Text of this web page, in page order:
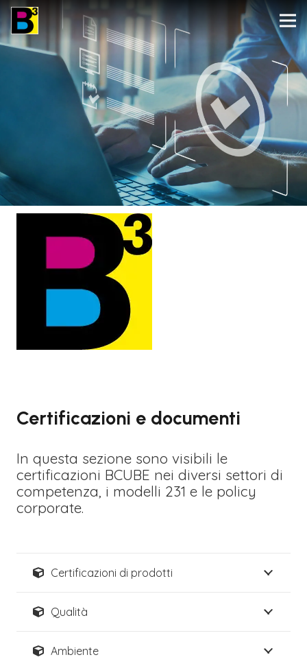
Certificazioni e documenti
In questa sezione sono visibili le
certificazioni BCUBE nei diversi settori di
competenza, i modelli 231 e le policy
corporate.
Certificazioni di prodotti
Qualità
Ambiente